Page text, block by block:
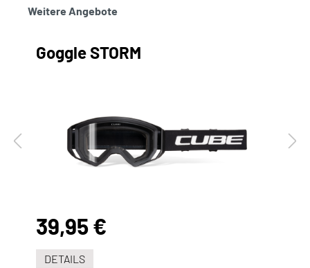
Weitere Angebote
Goggle STORM
39,95 €
DETAILS